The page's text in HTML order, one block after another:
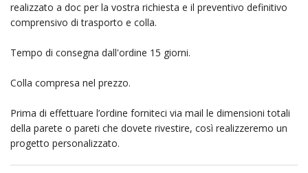
realizzato a doc per la vostra richiesta e il preventivo definitivo
comprensivo di trasporto e colla.
Tempo di consegna dall'ordine 15 giorni.
Colla compresa nel prezzo.
Prima di effettuare l’ordine forniteci via mail le dimensioni totali
della parete o pareti che dovete rivestire, così realizzeremo un
progetto personalizzato.